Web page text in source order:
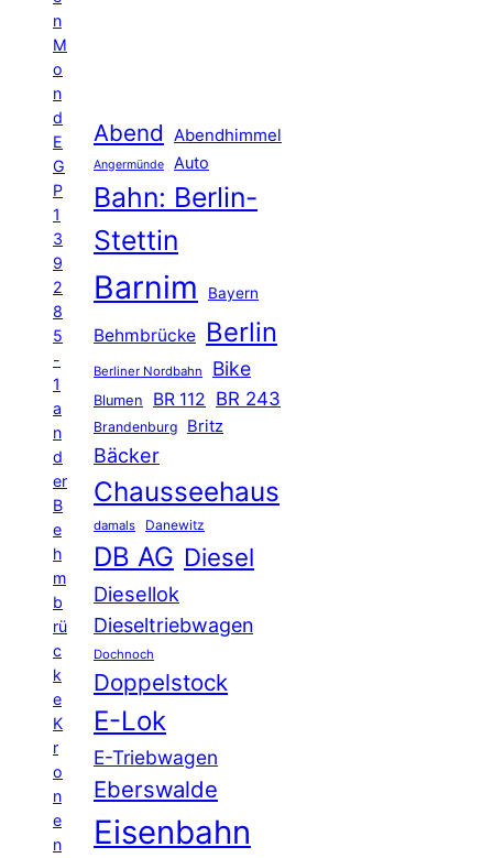
n
M
o
n
d
E
G
P
1
3
9
2
8
5
-
1
a
n
d
er
B
e
h
m
b
rü
c
k
e
K
r
o
n
e
n
Abend Abendhimmel
Angermünde Auto
Bahn: Berlin-
Stettin
Barnim Bayern
Behmbrücke Berlin
Berliner Nordbahn Bike
Blumen BR 112 BR 243
Brandenburg Britz
Bäcker
Chausseehaus
damals Danewitz
DB AG Diesel
Diesellok
Dieseltriebwagen
Dochnoch
Doppelstock
E-Lok
E-Triebwagen
Eberswalde
Eisenbahn